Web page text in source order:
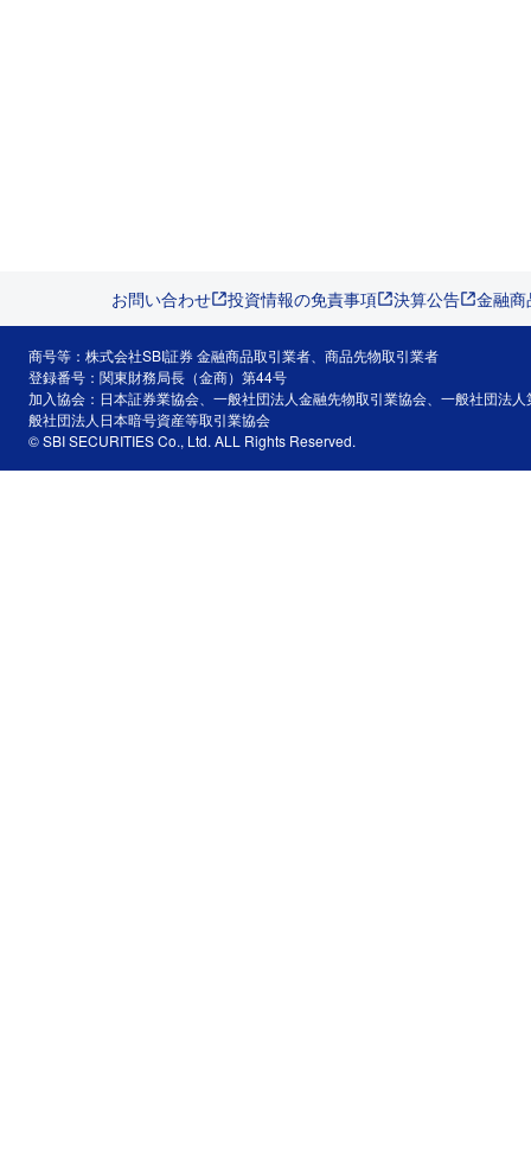
お問い合わせ 投資情報の免責事項 決算公告 金融
商号等：株式会社SBI証券 金融商品取引業者、商品先物取引業者
登録番号：関東財務局長（金商）第44号
加入協会：日本証券業協会、一般社団法人金融先物取引業協会、一般社団法
般社団法人日本暗号資産等取引業協会
© SBI SECURITIES Co., Ltd. ALL Rights Reserved.